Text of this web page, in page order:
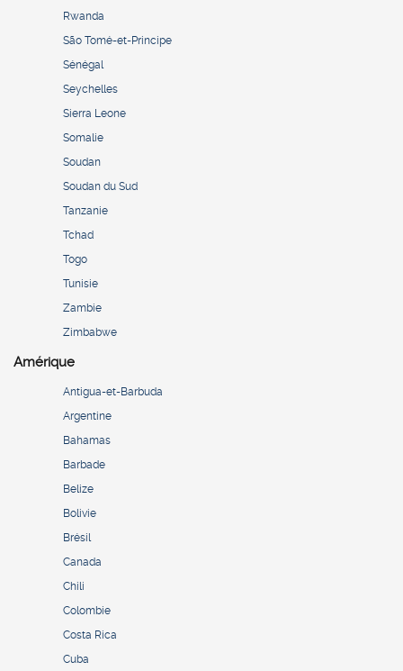
Rwanda
São Tomé-et-Principe
Sénégal
Seychelles
Sierra Leone
Somalie
Soudan
Soudan du Sud
Tanzanie
Tchad
Togo
Tunisie
Zambie
Zimbabwe
Amérique
Antigua-et-Barbuda
Argentine
Bahamas
Barbade
Belize
Bolivie
Brésil
Canada
Chili
Colombie
Costa Rica
Cuba